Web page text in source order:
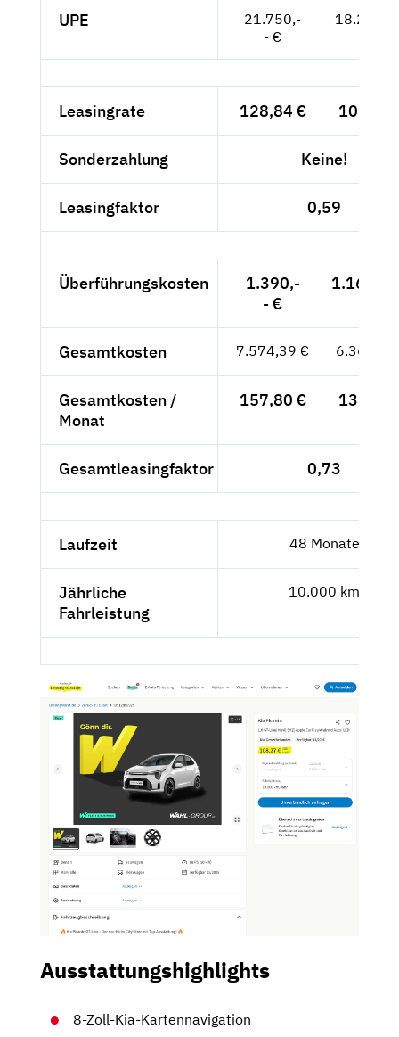
UPE
21.750,-
- €
Leasingrate 128,84 € 108,27
Sonderzahlung Keine!
Leasingfaktor 0,59
Überführungskosten
1.390,-
- €
Gesamtkosten 7.574,39 € 6.365,03
Gesamtkosten /
Monat
157,80 € 132,60
Gesamtleasingfaktor 0,73
Laufzeit 48 Monate
Jährliche
Fahrleistung
10.000 km
Ausstattungshighlights
8-Zoll-Kia-Kartennavigation